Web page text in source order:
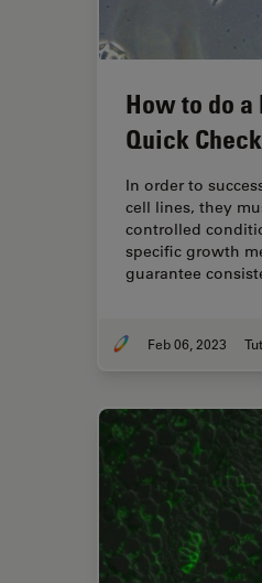
How to do a
Quick Check
In order to
cell lines, they
controlled
specific growth
guarantee
Feb 06, 2023